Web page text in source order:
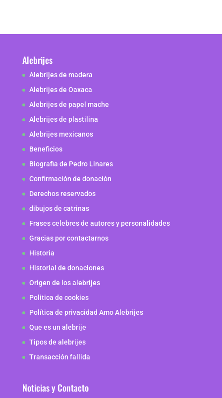
Alebrijes
Alebrijes de madera
Alebrijes de Oaxaca
Alebrijes de papel mache
Alebrijes de plastilina
Alebrijes mexicanos
Beneficios
Biografia de Pedro Linares
Confirmación de donación
Derechos reservados
dibujos de catrinas
Frases celebres de autores y personalidades
Gracias por contactarnos
Historia
Historial de donaciones
Origen de los alebrijes
Politica de cookies
Política de privacidad Amo Alebrijes
Que es un alebrije
Tipos de alebrijes
Transacción fallida
Noticias y Contacto